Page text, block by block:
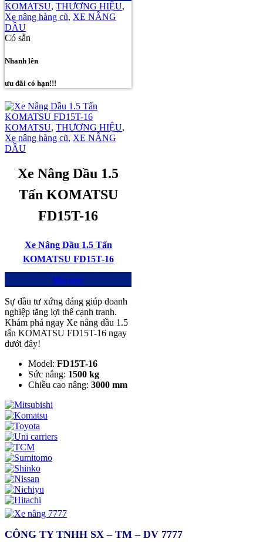
KOMATSU, THƯƠNG HIỆU,
Xe nâng hàng cũ, XE NÂNG
DẦU
Có sẵn
Nhanh lên
ưu đãi có hạn!!!
KOMATSU, THƯƠNG HIỆU,
Xe nâng hàng cũ, XE NÂNG
DẦU
Xe Nâng Dầu 1.5
Tấn KOMATSU
FD15T-16
Xe Nâng Dầu 1.5 Tấn
KOMATSU FD15T-16
Mua ngay
Sự đầu tư xứng đáng giúp doanh
nghiệp tăng lợi thế cạnh tranh.
Khám phá ngay Xe nâng dầu 1.5
tấn KOMATSU FD15T-16 ngay
dưới đây!
Model: FD15T-16
Sức nâng: 1500 kg
Chiều cao nâng: 3000 mm
CÔNG TY TNHH SX – TM – DV 7777